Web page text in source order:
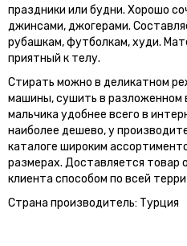
праздники или будни. Хорошо
джинсами, джогерами.
рубашкам, футболкам, худи.
приятный к телу.
Стирать можно в деликатном
машины, сушить в разложенном
мальчика удобнее всего в
наиболее дешево, у
каталоге широким
размерах. Доставляется товар
клиента способом по всей
Страна производитель: Турция